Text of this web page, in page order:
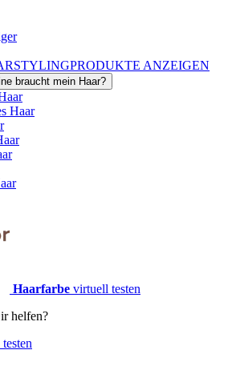
ANZEIGEN
braucht mein Haar?
Haar
Haarfarbe virtuell testen
helfen?